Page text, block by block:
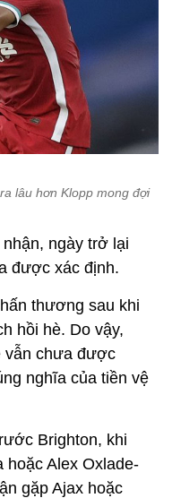
lâu hơn Klopp mong đợi
ngày trở lại
được xác định.
thương sau khi
hồi hè. Do vậy,
vẫn chưa được
nghĩa của tiền vệ
Brighton, khi
hoặc Alex Oxlade-
gặp Ajax hoặc